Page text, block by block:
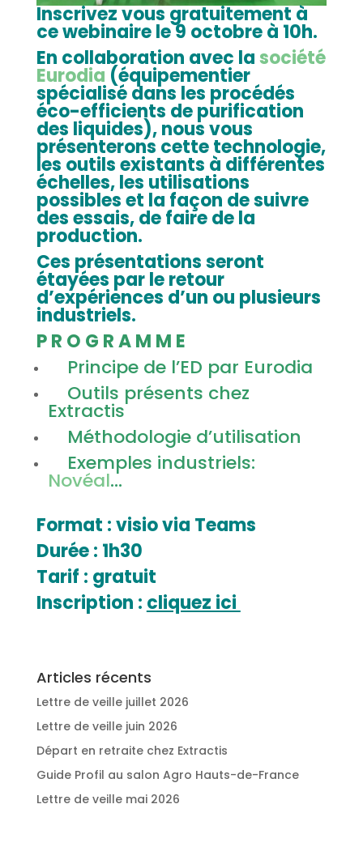
Inscrivez vous gratuitement à
ce webinaire le 9 octobre à 10h.
En collaboration avec lasociété
Eurodia (équipementier
spécialisé dans les procédés
éco-efficients de purification
des liquides), nous vous
présenterons cette technologie,
les outils existants à différentes
échelles, les utilisations
possibles et la façon de suivre
des essais, de faire de la
production.
Ces présentations seront
étayées par le retour
d’expériences d’un ou plusieurs
industriels.
P R O G R A M M E
Principe de l’ED par Eurodia
Outils présents chez
Extractis
Méthodologie d’utilisation
Exemples industriels:
Novéal…
Format : visio via Teams
Durée : 1h30
Tarif : gratuit
Inscription : cliquez ici
Articles récents
Lettre de veille juillet 2026
Lettre de veille juin 2026
Départ en retraite chez Extractis
Guide Profil au salon Agro Hauts-de-France
Lettre de veille mai 2026